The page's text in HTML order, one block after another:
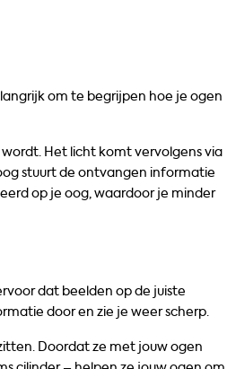
om te begrijpen hoe je ogen
Het licht komt vervolgens via
stuurt de ontvangen informatie
op je oog, waardoor je minder
dat beelden op de juiste
door en zie je weer scherp.
Doordat ze met jouw ogen